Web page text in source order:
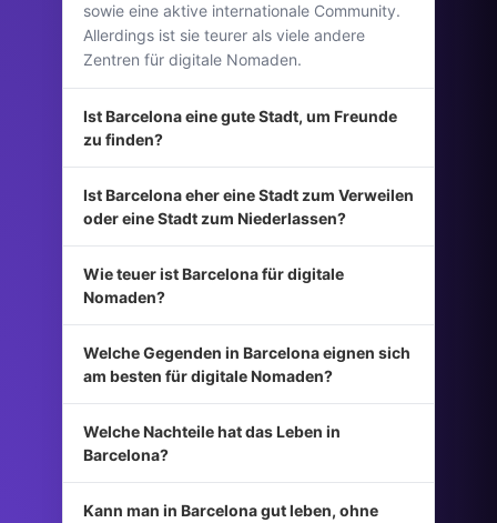
sowie eine aktive internationale Community.
Allerdings ist sie teurer als viele andere
Zentren für digitale Nomaden.
Ist Barcelona eine gute Stadt, um Freunde
zu finden?
Ist Barcelona eher eine Stadt zum Verweilen
oder eine Stadt zum Niederlassen?
Wie teuer ist Barcelona für digitale
Nomaden?
Welche Gegenden in Barcelona eignen sich
am besten für digitale Nomaden?
Welche Nachteile hat das Leben in
Barcelona?
Kann man in Barcelona gut leben, ohne